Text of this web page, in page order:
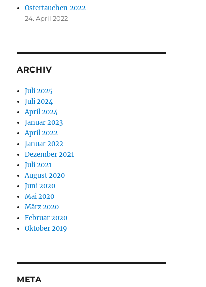
Ostertauchen 2022
24. April 2022
ARCHIV
Juli 2025
Juli 2024
April 2024
Januar 2023
April 2022
Januar 2022
Dezember 2021
Juli 2021
August 2020
Juni 2020
Mai 2020
März 2020
Februar 2020
Oktober 2019
META